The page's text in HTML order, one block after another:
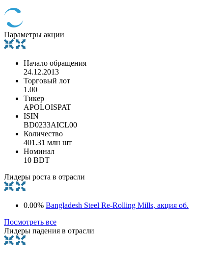
Параметры акции
Начало обращения
24.12.2013
Торговый лот
1.00
Тикер
APOLOISPAT
ISIN
BD0233AICL00
Количество
401.31 млн шт
Номинал
10 BDT
Лидеры роста в отрасли
0.00% Bangladesh Steel Re-Rolling Mills, акция об.
Посмотреть все
Лидеры падения в отрасли